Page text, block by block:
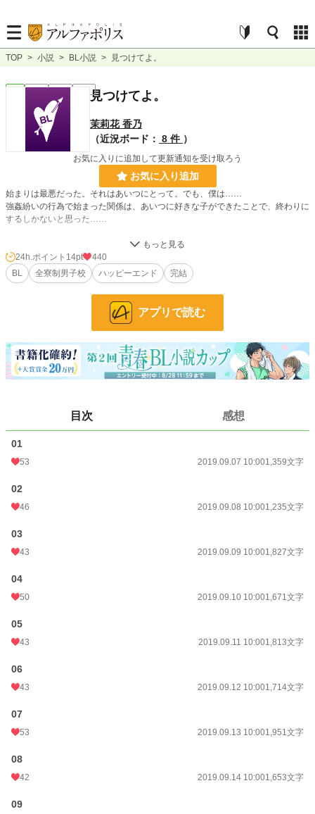
TOP > 小説 > BL小説 > 見つけてよ。
完結 短編 見つけてよ。
茉莉花 香乃
（近況ボード： 8 件 ）
お気に入りに追加して更新通知を受け取ろう
お気に入り追加
始まりは最悪だった。それはあいつにとって。でも、僕は……
強姦紛いの行為で始まった関係は、あいつに好きな子ができたことで、終わりに
するしかないと思った……
「見ぃつけた。」と同じ学校が舞台です
主人公二人は前作には登場していません。（受は名前だけ）前作の登場人物とエ
ピソードが背景に（薄っすら）あるので、スピンオフと言うか、何と言うか…
他サイトにも公開しています
小説 30,162 位 / 228,634 件
BL 7,715 位 / 31,390 件
文字数
週間ポイント
年間ポイント
累計ポイント
24h.ポイント 14pt
440
BL
全寮制男子校 ハッピーエンド 完結
アプリで読む
目次 感想
01
53 2019.09.07 10:001,359文字
02
46 2019.09.08 10:001,235文字
03
43 2019.09.09 10:001,827文字
04
50 2019.09.10 10:001,671文字
05
43 2019.09.11 10:001,813文字
06
43 2019.09.12 10:001,714文字
07
53 2019.09.13 10:001,951文字
08
42 2019.09.14 10:001,653文字
09